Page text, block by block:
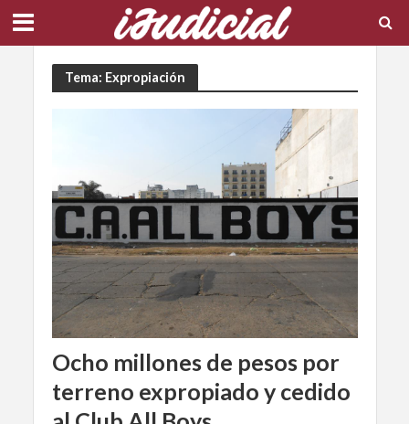
Tema: Expropiación
Ocho millones de pesos por
terreno expropiado y cedido